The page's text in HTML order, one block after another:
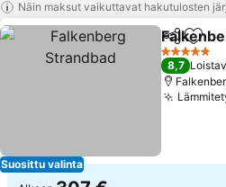
Näin maksut vaikuttavat hakutulosten
Suosittu valinta
Jaa
5
8,7